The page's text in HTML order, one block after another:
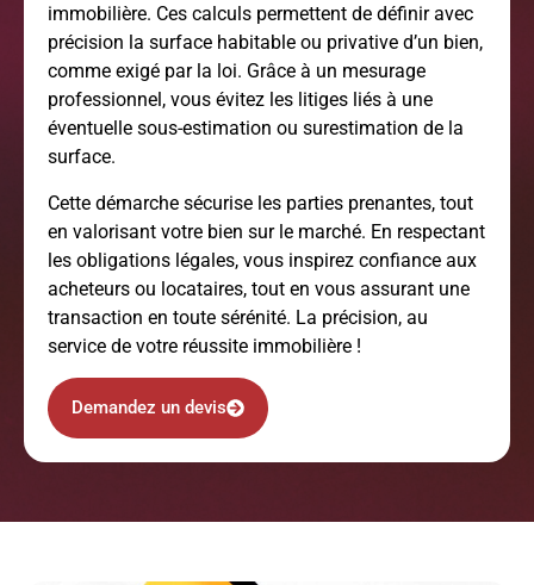
immobilière. Ces calculs permettent de définir avec
précision la surface habitable ou privative d’un bien,
comme exigé par la loi. Grâce à un mesurage
professionnel, vous évitez les litiges liés à une
éventuelle sous-estimation ou surestimation de la
surface.
Cette démarche sécurise les parties prenantes, tout
en valorisant votre bien sur le marché. En respectant
les obligations légales, vous inspirez confiance aux
acheteurs ou locataires, tout en vous assurant une
transaction en toute sérénité. La précision, au
service de votre réussite immobilière !
Demandez un devis